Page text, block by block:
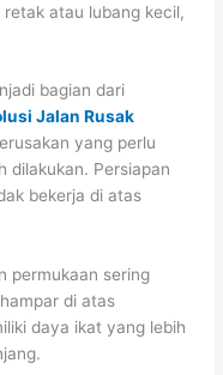
atau lubang kecil,
bagian dari
Jalan Rusak
yang perlu
dilakukan. Persiapan
bekerja di atas
permukaan sering
di atas
daya ikat yang lebih